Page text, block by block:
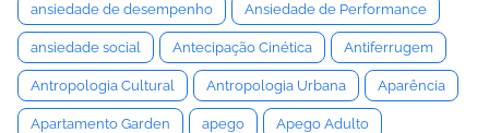
ansiedade de desempenho Ansiedade de Performance
ansiedade social Antecipação Cinética Antiferrugem
Antropologia Cultural Antropologia Urbana Aparência
Apartamento Garden apego Apego Adulto